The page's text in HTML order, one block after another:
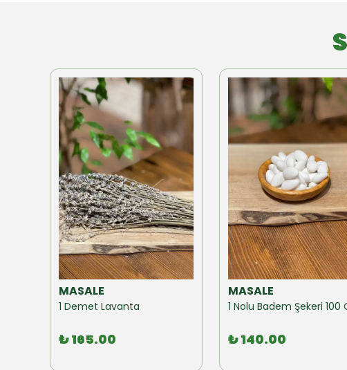
MASALE
1 Demet Lavanta
₺ 165.00
MASALE
1 Nolu Badem Şekeri 100
₺ 140.00